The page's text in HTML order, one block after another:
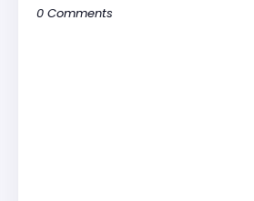
0 Comments